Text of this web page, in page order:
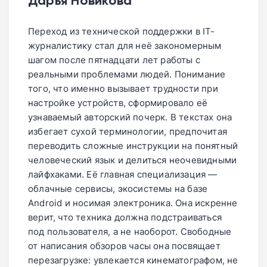
тыс. руб., а Pixel Watch 2 — от 28 тыс.
Fitbit, унификация разрозненных
бесплатен, но теперь его функционал
переходит в более мощный и
интегрированный Google Health, что
знаменует собой новую эру
централизованного управления данными
о здоровье.
Переход из технической поддержки в IT-
журналистику стал для неё закономерным
шагом после пятнадцати лет работы с
реальными проблемами людей. Понимание
того, что именно вызывает трудности при
настройке устройств, сформировало её
узнаваемый авторский почерк. В текстах она
избегает сухой терминологии, предпочитая
переводить сложные инструкции на понятный
человеческий язык и делиться неочевидными
лайфхаками. Её главная специализация —
облачные сервисы, экосистемы на базе
Android и носимая электроника. Она искренне
верит, что техника должна подстраиваться
под пользователя, а не наоборот. Свободные
от написания обзоров часы она посвящает
перезагрузке: увлекается кинематографом, не